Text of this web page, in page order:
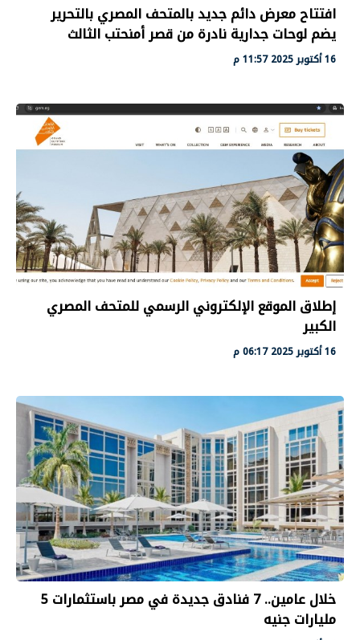
افتتاح معرض دائم جديد بالمتحف المصري بالتحرير
يضم لوحات جدارية نادرة من قصر أمنحتب الثالث
16 أكتوبر 2025 11:57 م
إطلاق الموقع الإلكتروني الرسمي للمتحف المصري
الكبير
16 أكتوبر 2025 06:17 م
خلال عامين.. 7 فنادق جديدة في مصر باستثمارات 5
مليارات جنيه